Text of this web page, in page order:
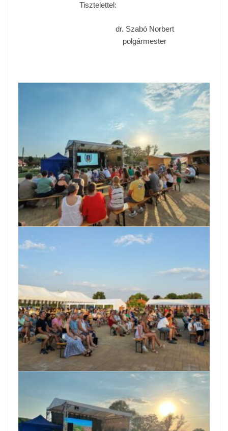
Tisztelettel:
dr. Szabó Norbert
polgármester